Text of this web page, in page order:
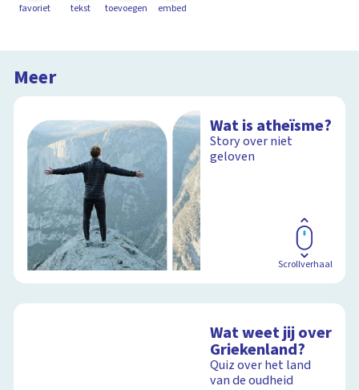
favoriet tekst toevoegen embed
Meer
Wat is atheïsme?
Story over niet
geloven
Scrollverhaal
Wat weet jij over
Griekenland?
Quiz over het land
van de oudheid